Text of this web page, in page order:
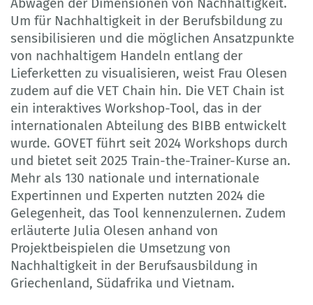
Um für Nachhaltigkeit in der Berufsbildung zu
sensibilisieren und die möglichen Ansatzpunkte
von nachhaltigem Handeln entlang der
Lieferketten zu visualisieren, weist Frau Olesen
zudem auf die VET Chain hin. Die VET Chain ist
ein interaktives Workshop-Tool, das in der
internationalen Abteilung des BIBB entwickelt
wurde. GOVET führt seit 2024 Workshops durch
und bietet seit 2025 Train-the-Trainer-Kurse an.
Mehr als 130 nationale und internationale
Expertinnen und Experten nutzten 2024 die
Gelegenheit, das Tool kennenzulernen. Zudem
erläuterte Julia Olesen anhand von
Projektbeispielen die Umsetzung von
Nachhaltigkeit in der Berufsausbildung in
Griechenland, Südafrika und Vietnam.